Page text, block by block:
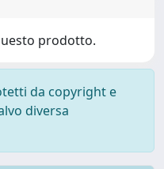
prodotto.
da copyright e
diversa